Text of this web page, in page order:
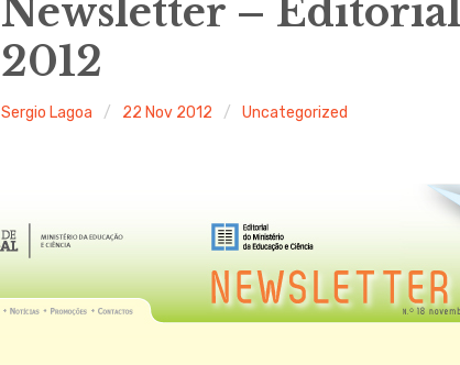
Newsletter – Editorial
2012
Sergio Lagoa 22 Nov 2012 Uncategorized